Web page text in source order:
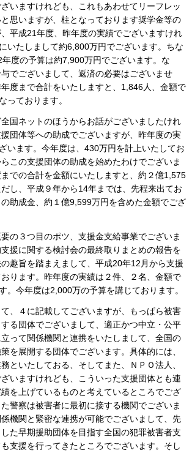
いますけれども、これもあわせてリーフレッ
と思いますが、柱となっております奨学金等の
平成21年度、昨年度の実績でございますけれ
いたしまして約6,800万円でございます。ちな
度の予算は約7,900万円でございます。な
でございまして、返済の必要はございませ
度まで合計をいたしますと、1,846人、金額で
っております。
国ネットのほうからお話がございましたけれ
団体等への助成でございますが、昨年度の実
います。今年度は、430万円を計上いたしてお
この支援団体の助成を始めたわけでございま
での合計を金額にいたしますと、約２億1,575
し、平成９年から14年までは、先程来出てお
助成金、約１億9,599万円を含めた金額でござ
の３つ目のポツ、支援金支給事業でございま
援に関する検討会の最終取りまとめの報告を
趣旨を踏まえまして、平成20年12月から支援
ります。昨年度の実績は２件、２名、金額で
。今年度は2,000万の予算を講じております。
、４に記載してございますが、もっぱら被害
る団体でございまして、適正かつ中立・公平
って関係機関と連携をいたしまして、全国の
を展開する団体でございます。具体的には、
といたしておる、そしてまた、ＮＰＯ法人、
いますけれども、こういった支援団体とも連
を上げているものと考えているところでござ
警察は被害者に最初に接する機関でございま
機関と緊密な連携が可能でございまして、先
た早期援助団体を目指す全国の犯罪被害者支
支援を行ってきたところでございます。そし